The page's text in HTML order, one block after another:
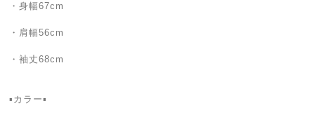
・身幅67cm
・肩幅56cm
・袖丈68cm
▪️カラー▪️